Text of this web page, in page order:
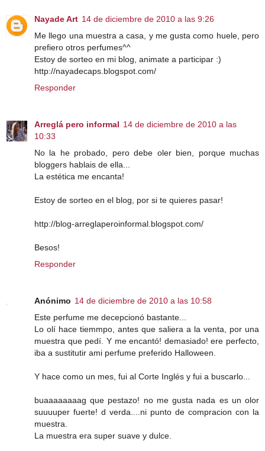
Nayade Art 14 de diciembre de 2010 a las 9:26
Me llego una muestra a casa, y me gusta como huele, pero
prefiero otros perfumes^^
Estoy de sorteo en mi blog, animate a participar :)
http://nayadecaps.blogspot.com/
Responder
Arreglá pero informal 14 de diciembre de 2010 a las
10:33
No la he probado, pero debe oler bien, porque muchas
bloggers hablais de ella...
La estética me encanta!
Estoy de sorteo en el blog, por si te quieres pasar!
http://blog-arreglaperoinformal.blogspot.com/
Besos!
Responder
Anónimo 14 de diciembre de 2010 a las 10:58
Este perfume me decepcionó bastante...
Lo olí hace tiemmpo, antes que saliera a la venta, por una
muestra que pedí. Y me encantó! demasiado! ere perfecto,
iba a sustitutir ami perfume preferido Halloween.
Y hace como un mes, fui al Corte Inglés y fui a buscarlo...
buaaaaaaaag que pestazo! no me gusta nada es un olor
suuuuper fuerte! d verda....ni punto de compracion con la
muestra.
La muestra era super suave y dulce.